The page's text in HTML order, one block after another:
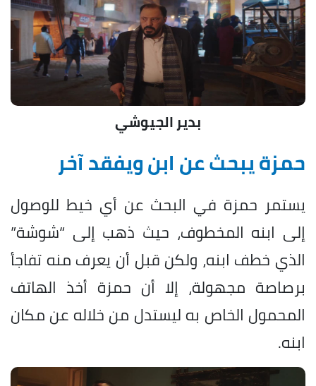
بدير الجيوشي
حمزة يبحث عن ابن ويفقد آخر
يستمر حمزة في البحث عن أي خيط للوصول
إلى ابنه المخطوف، حيث ذهب إلى “شوشة”
الذي خطف ابنه، ولكن قبل أن يعرف منه تفاجأ
برصاصة مجهولة، إلا أن حمزة أخذ الهاتف
المحمول الخاص به ليستدل من خلاله عن مكان
ابنه.